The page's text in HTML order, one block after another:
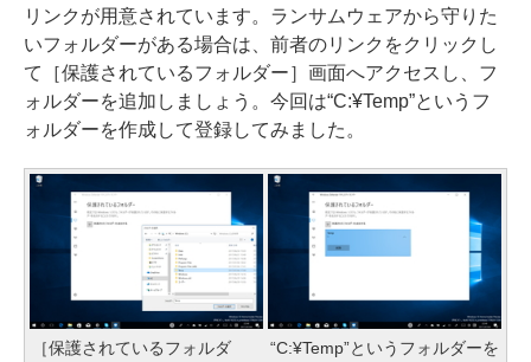
リンクが用意されています。ランサムウェアから守りた
いフォルダーがある場合は、前者のリンクをクリックし
て［保護されているフォルダー］画面へアクセスし、フ
ォルダーを追加しましょう。今回は“C:¥Temp”というフ
ォルダーを作成して登録してみました。
［保護されているフォルダ “C:¥Temp”というフォルダーを